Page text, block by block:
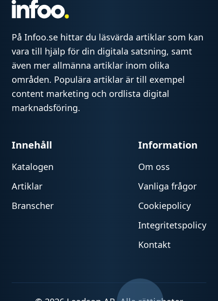
På Infoo.se hittar du läsvärda artiklar som kan
vara till hjälp för din digitala satsning, samt
även mer allmänna artiklar inom olika
områden. Populära artiklar är till exempel
content marketing och ordlista digital
marknadsföring.
Innehåll
Katalogen
Artiklar
Branscher
Information
Om oss
Vanliga frågor
Cookiepolicy
Integritetspolicy
Kontakt